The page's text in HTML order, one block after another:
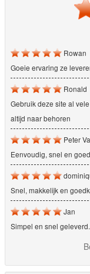
Rowan
Goeie ervaring ze
Ronald
Gebruik deze site al
altijd naar behoren
Peter
Eenvoudig, snel en
Snel, makkelijk en
Jan
Simpel en snel geleverd.